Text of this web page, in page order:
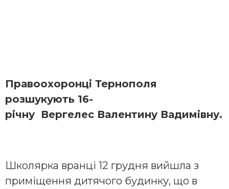
Правоохоронці Тернополя
розшукують 16-
річну Вергелес Валентину Вадимівну.
Школярка вранці 12 грудня вийшла з
приміщення дитячого будинку, що в